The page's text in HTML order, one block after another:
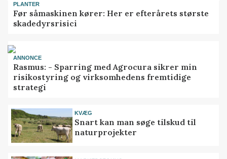
PLANTER
Før såmaskinen kører: Her er efterårets største
skadedyrsrisici
ANNONCE
Rasmus: - Sparring med Agrocura sikrer min
risikostyring og virksomhedens fremtidige
strategi
KVÆG
Snart kan man søge tilskud til
naturprojekter